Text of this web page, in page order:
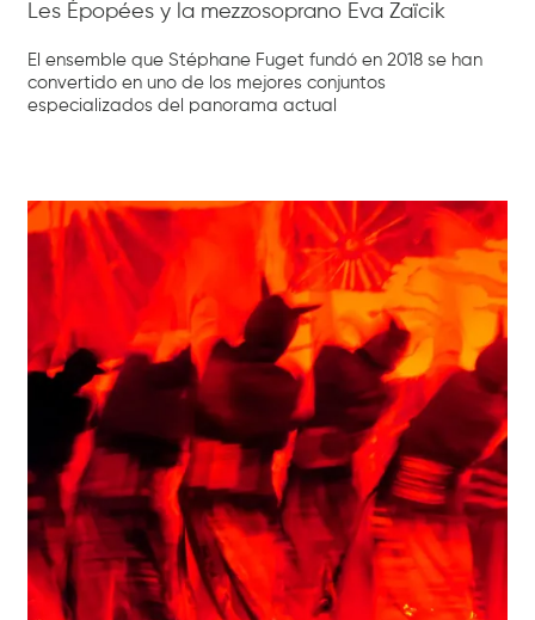
Les Épopées y la mezzosoprano Eva Zaïcik
El ensemble que Stéphane Fuget fundó en 2018 se han
convertido en uno de los mejores conjuntos
especializados del panorama actual